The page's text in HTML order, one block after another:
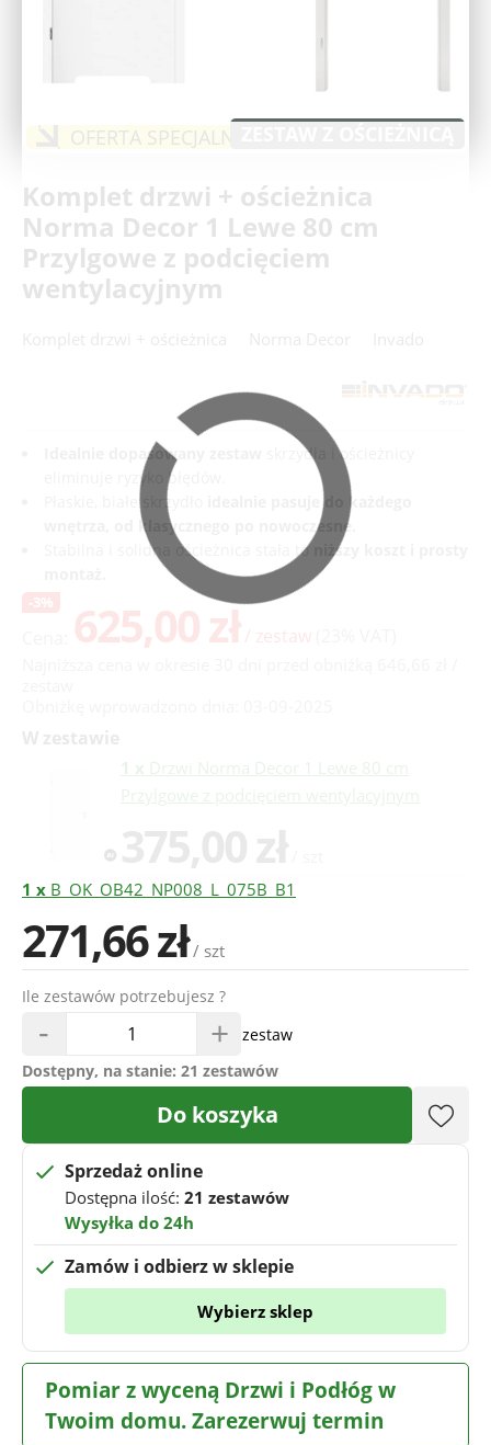
Komplet drzwi + ościeżnica
Norma Decor 1 Lewe 80 cm
Przylgowe z podcięciem
wentylacyjnym
Idealnie dopasowany zestaw
skrzydła i ościeżnicy
eliminuje ryzyko błędów.
Płaskie, białe skrzydło
idealnie pasuje do każdego
wnętrza, od klasycznego po nowoczesne.
Stabilna i solidna ościeżnica stała to
niższy koszt i prosty
-3%
625,00 zł / zestaw
1 x B_OK_OB42_NP008_L_075B_B1
271,66 zł / szt
Ile zestawów potrzebujesz ?
- +
zestaw
Dostępny, na stanie: 21 zestawów
Do koszyka
Sprzedaż online
Dostępna ilość: 21 zestawów
Wysyłka do 24h
Zamów i odbierz w sklepie
Wybierz sklep
Pomiar z wyceną Drzwi i Podłóg w
Twoim domu. Zarezerwuj termin
OFERTA SPECJALNA